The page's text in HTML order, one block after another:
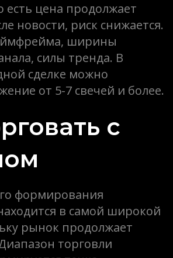
есть цена продолжает
новости, риск снижается.
ширины
силы тренда. В
сделке можно
от 5-7 свечей и более.
с
формирования
в самой широкой
рынок продолжает
торговли